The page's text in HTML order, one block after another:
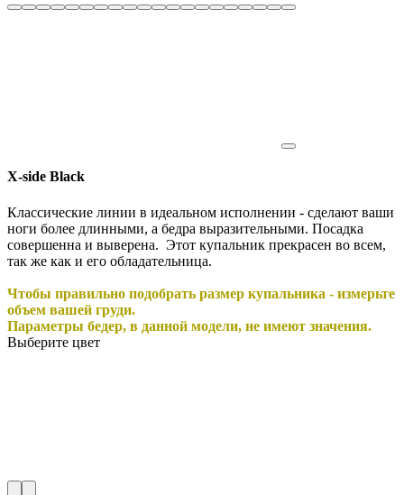
X-side Black
Классические линии в идеальном исполнении - сделают ваши
ноги более длинными, а бедра выразительными. Посадка
совершенна и выверена. Этот купальник прекрасен во всем,
так же как и его обладательница.
Чтобы правильно подобрать размер купальника - измерьте
объем вашей груди.
Параметры бедер, в данной модели, не имеют значения.
Выберите цвет